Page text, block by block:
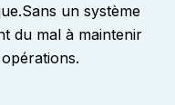
Sans un système
du mal à maintenir